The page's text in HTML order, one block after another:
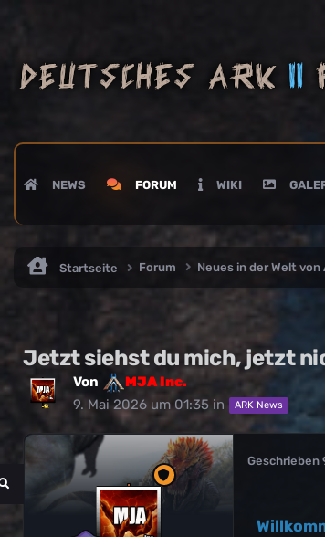
NEWS FORUM WIKI
Startseite Forum Neues in der Welt von
Jetzt siehst du mich, jetzt
Von
MJA Inc.
9. Mai 2026 um 01:35 in ARK News
Geschrieben